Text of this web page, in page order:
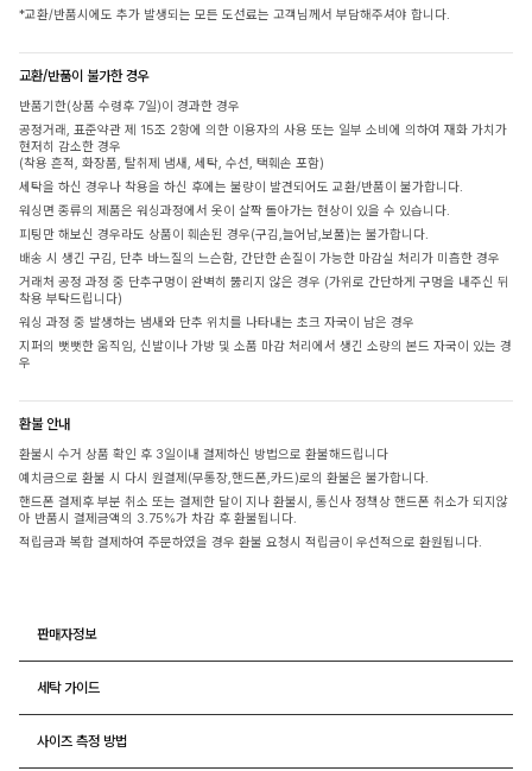
*교환/반품시에도 추가 발생되는 모든 도선료는 고객님께서 부담해주셔야 합니다.
교환/반품이 불가한 경우
반품기한(상품 수령후 7일)이 경과한 경우
공정거래, 표준약관 제 15조 2항에 의한 이용자의 사용 또는 일부 소비에 의하여 재화 가치가
현저히 감소한 경우
(착용 흔적, 화장품, 탈취제 냄새, 세탁, 수선, 택훼손 포함)
세탁을 하신 경우나 착용을 하신 후에는 불량이 발견되어도 교환/반품이 불가합니다.
워싱면 종류의 제품은 워싱과정에서 옷이 살짝 돌아가는 현상이 있을 수 있습니다.
피팅만 해보신 경우라도 상품이 훼손된 경우(구김,늘어남,보풀)는 불가합니다.
배송 시 생긴 구김, 단추 바느질의 느슨함, 간단한 손질이 가능한 마감실 처리가 미흡한 경우
거래처 공정 과정 중 단추구멍이 완벽히 뚫리지 않은 경우 (가위로 간단하게 구멍을 내주신 뒤
착용 부탁드립니다)
워싱 과정 중 발생하는 냄새와 단추 위치를 나타내는 초크 자국이 남은 경우
지퍼의 뻣뻣한 움직임, 신발이나 가방 및 소품 마감 처리에서 생긴 소량의 본드 자국이 있는 경
우
환불 안내
환불시 수거 상품 확인 후 3일이내 결제하신 방법으로 환불해드립니다
예치금으로 환불 시 다시 원결제(무통장,핸드폰,카드)로의 환불은 불가합니다.
핸드폰 결제후 부분 취소 또는 결제한 달이 지나 환불시, 통신사 정책상 핸드폰 취소가 되지않
아 반품시 결제금액의 3.75%가 차감 후 환불됩니다.
적립금과 복합 결제하여 주문하였을 경우 환불 요청시 적립금이 우선적으로 환원됩니다.
판매자정보
세탁 가이드
사이즈 측정 방법